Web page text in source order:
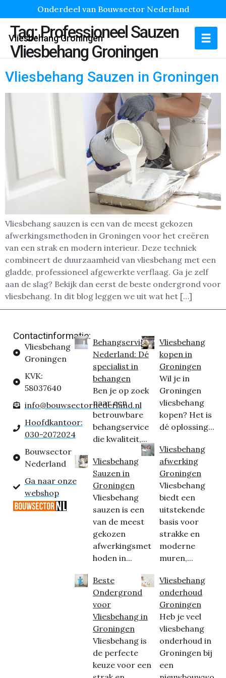
Onderdeel van Bouwsector Nederland
Vliesbehang Groningen
Tag:Professioneel Sauzen
Vliesbehang Groningen
Vliesbehang Sauzen in Groningen
Vliesbehang sauzen is een van de meest gekozen
afwerkingsmethoden in Groningen voor het creëren
van een strak en modern interieur. Deze techniek
combineert de duurzaamheid van vliesbehang met een
gladde, professioneel afgewerkte verflaag. Ga je zelf
aan de slag? Bekijk dan eerst de beste ondergrond voor
vliesbehang. In dit blog leggen we uit wat het […]
Contactinformatie:
Vliesbehang
Groningen
KVK:
58037640
info@bouwsectornederland.nl
Hoofdkantoor:
030-2072024
Bouwsector
Nederland
Ga naar onze
webshop
Behangservice
Nederland: Dé
specialist in
behangen
Ben je op zoek
naar een
betrouwbare
behangservice
die kwaliteit,...
Vliesbehang
Sauzen in
Groningen
Vliesbehang
sauzen is een
van de meest
gekozen
afwerkingsmet
hoden in...
Beste
Ondergrond
voor
Vliesbehang in
Groningen
Vliesbehang is
de perfecte
keuze voor een
Vliesbehang
kopen in
Groningen
Wil je in
Groningen
vliesbehang
kopen? Het is
dé oplossing...
Vliesbehang
afwerking
Groningen
Vliesbehang
biedt een
uitstekende
basis voor
strakke en
moderne
muren,...
Vliesbehang
onderhoud
Groningen
Heb je veel
vliesbehang
onderhoud in
Groningen bij
een